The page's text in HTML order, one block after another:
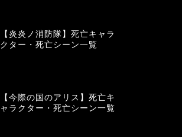
【炎炎ノ消防隊】死亡キャラ
クター・死亡シーン一覧
【今際の国のアリス】死亡キ
ャラクター・死亡シーン一覧